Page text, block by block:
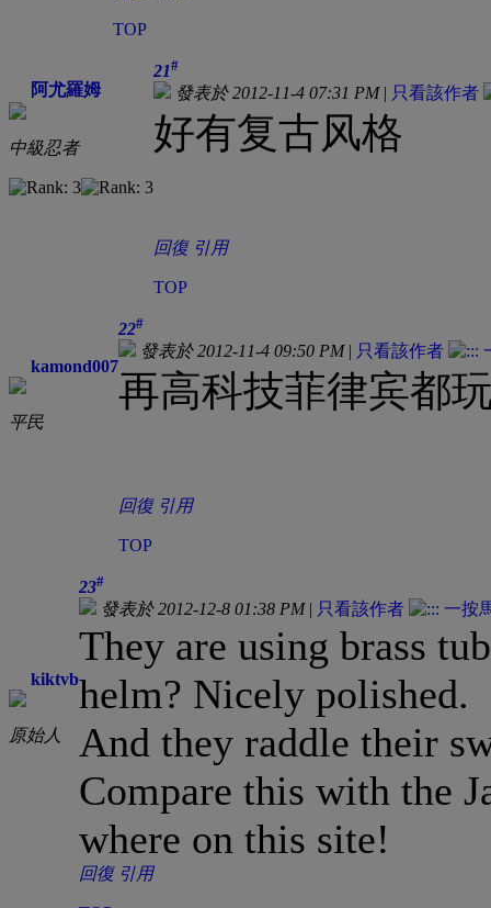
TOP
阿尤羅姆
中級忍者
21#
發表於 2012-11-4 07:31 PM| 只看該作者
好有复古风格
回復 引用
TOP
kamond007
平民
22#
發表於 2012-11-4 09:50 PM| 只看該作者
再高科技菲律宾都
回復 引用
TOP
kiktvb
原始人
23#
發表於 2012-12-8 01:38 PM| 只看該作者
They are using brass
helm? Nicely polished.
And they raddle their
Compare this with the
where on this site!
回復 引用